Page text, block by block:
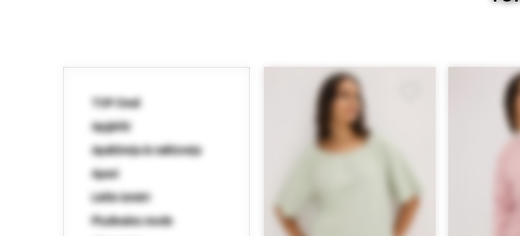
TOP-Deal
Apģērbi
Apakšveļa & naktsveļa
Apavi
Lielie izmēri
Pludmales mode